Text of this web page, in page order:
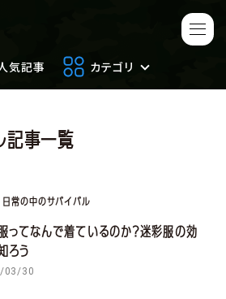
気記事 カテゴリ
便利アイテム
記事一覧
日常の中のサバイバル
ってなんで着ているのか？迷彩服の効
ろう
03/30